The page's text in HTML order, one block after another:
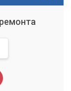
устройств